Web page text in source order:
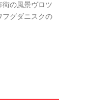
の風景ヴロツ
フグダニスクの